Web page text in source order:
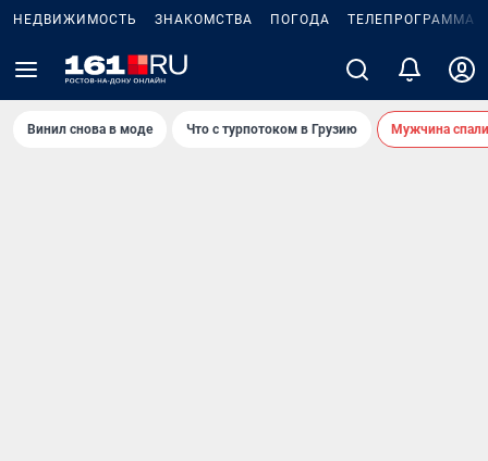
НЕДВИЖИМОСТЬ ЗНАКОМСТВА ПОГОДА ТЕЛЕПРОГРАММА
Винил снова в моде Что с турпотоком в Грузию Мужчина